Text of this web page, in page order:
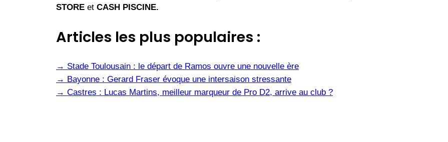
STORE et CASH PISCINE.
Articles les plus populaires :
→ Stade Toulousain : le départ de Ramos ouvre une nouvelle ère
→ Bayonne : Gerard Fraser évoque une intersaison stressante
→ Castres : Lucas Martins, meilleur marqueur de Pro D2, arrive au club ?